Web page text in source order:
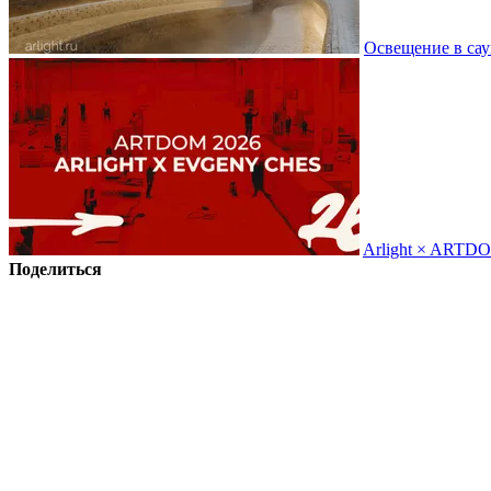
Освещение в
Arlight ×
Поделиться